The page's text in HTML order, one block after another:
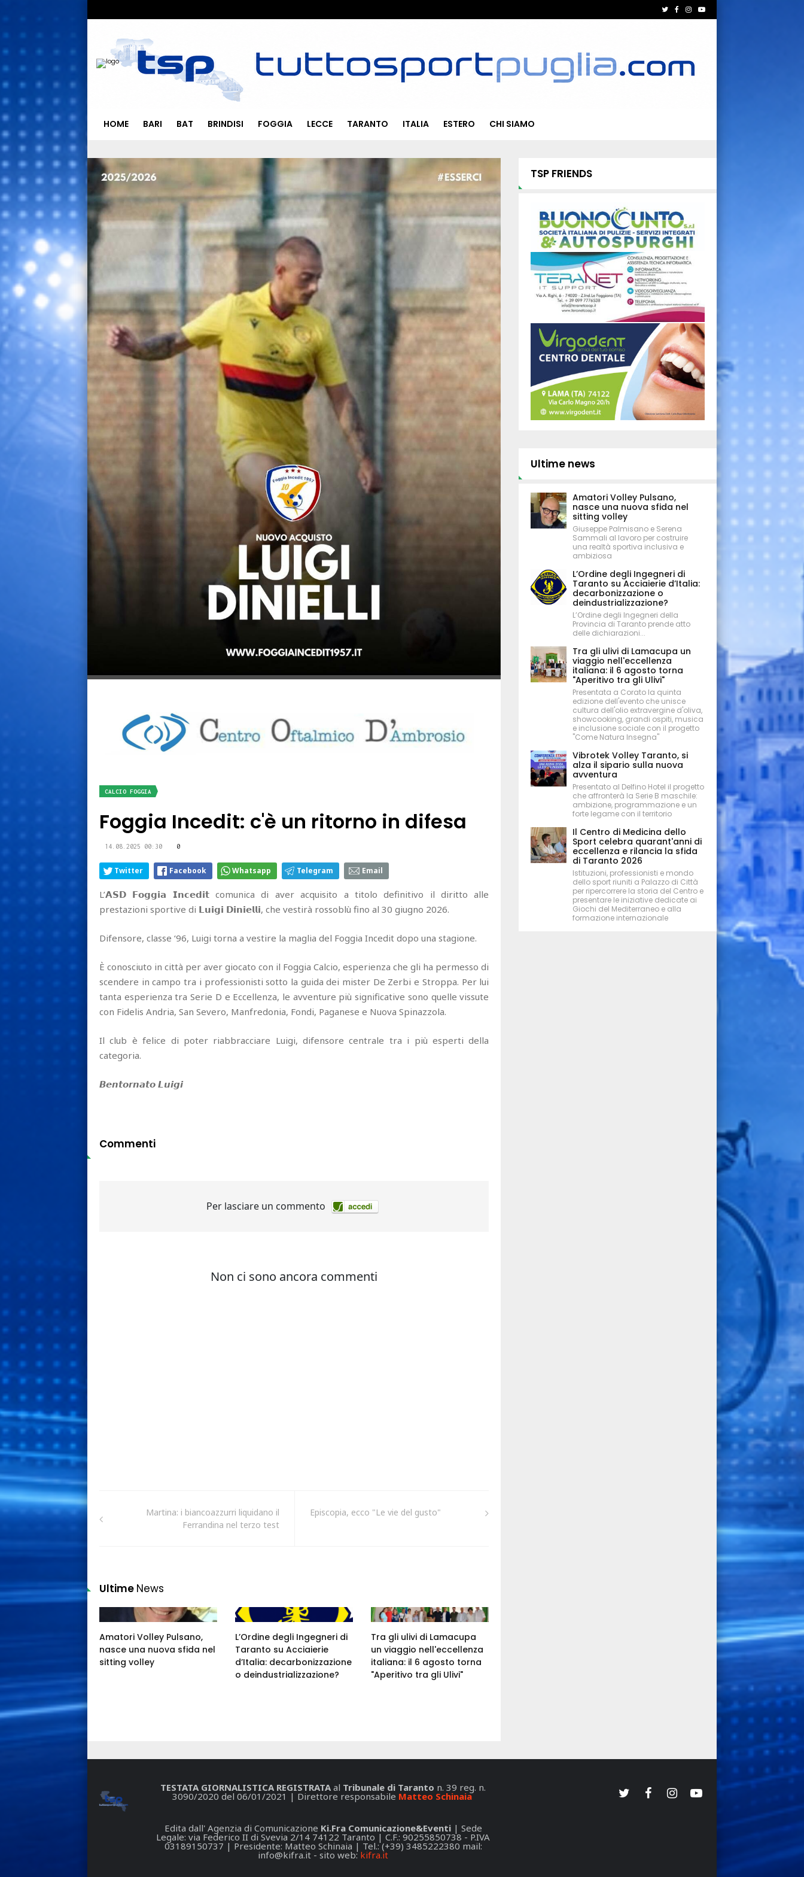
HOME BARI BAT BRINDISI FOGGIA LECCE TARANTO ITALIA ESTERO CHI SIAMO
CALCIO FOGGIA
Foggia Incedit: c'è un ritorno in difesa
14.08.2025 00:30 0
Twitter Facebook Whatsapp Telegram Email
L’𝗔𝗦𝗗 𝗙𝗼𝗴𝗴𝗶𝗮 𝗜𝗻𝗰𝗲𝗱𝗶𝘁 comunica di aver acquisito a titolo definitivo il diritto alle
prestazioni sportive di 𝗟𝘂𝗶𝗴𝗶 𝗗𝗶𝗻𝗶𝗲𝗹𝗹𝗶, che vestirà rossoblù fino al 30 giugno 2026.
Difensore, classe ‘96, Luigi torna a vestire la maglia del Foggia Incedit dopo una stagione.
È conosciuto in città per aver giocato con il Foggia Calcio, esperienza che gli ha permesso di
scendere in campo tra i professionisti sotto la guida dei mister De Zerbi e Stroppa. Per lui
tanta esperienza tra Serie D e Eccellenza, le avventure più significative sono quelle vissute
con Fidelis Andria, San Severo, Manfredonia, Fondi, Paganese e Nuova Spinazzola.
Il club è felice di poter riabbracciare Luigi, difensore centrale tra i più esperti della
categoria.
𝘽𝙚𝙣𝙩𝙤𝙧𝙣𝙖𝙩𝙤 𝙇𝙪𝙞𝙜𝙞
Commenti
Martina: i biancoazzurri liquidano il
Ferrandina nel terzo test
Episcopia, ecco "Le vie del gusto"
Ultime News
Amatori Volley Pulsano,
nasce una nuova sfida nel
sitting volley
L’Ordine degli Ingegneri di
Taranto su Acciaierie
d’Italia: decarbonizzazione
o deindustrializzazione?
Tra gli ulivi di Lamacupa
un viaggio nell'eccellenza
italiana: il 6 agosto torna
"Aperitivo tra gli Ulivi"
TSP FRIENDS
Ultime news
Amatori Volley Pulsano,
nasce una nuova sfida nel
sitting volley
Giuseppe Palmisano e Serena
Sammali al lavoro per costruire
una realtà sportiva inclusiva e
ambiziosa
L’Ordine degli Ingegneri di
Taranto su Acciaierie d’Italia:
decarbonizzazione o
deindustrializzazione?
L’Ordine degli Ingegneri della
Provincia di Taranto prende atto
delle dichiarazioni...
Tra gli ulivi di Lamacupa un
viaggio nell'eccellenza
italiana: il 6 agosto torna
"Aperitivo tra gli Ulivi"
Presentata a Corato la quinta
edizione dell'evento che unisce
cultura dell'olio extravergine d'oliva,
showcooking, grandi ospiti, musica
e inclusione sociale con il progetto
"Come Natura Insegna"
Vibrotek Volley Taranto, si
alza il sipario sulla nuova
avventura
Presentato al Delfino Hotel il progetto
che affronterà la Serie B maschile:
ambizione, programmazione e un
forte legame con il territorio
Il Centro di Medicina dello
Sport celebra quarant'anni di
eccellenza e rilancia la sfida
di Taranto 2026
Istituzioni, professionisti e mondo
dello sport riuniti a Palazzo di Città
per ripercorrere la storia del Centro e
presentare le iniziative dedicate ai
Giochi del Mediterraneo e alla
formazione internazionale
TESTATA GIORNALISTICA REGISTRATAal Tribunale di Taranto n. 39 reg. n.
3090/2020 del 06/01/2021 | Direttore responsabile Matteo Schinaia
Edita dall' Agenzia di Comunicazione Ki.Fra Comunicazione&Eventi| Sede
Legale: via Federico II di Svevia 2/14 74122 Taranto | C.F.: 90255850738 - P.IVA
03189150737 | Presidente: Matteo Schinaia | Tel.: (+39) 3485222380 mail:
info@kifra.it - sito web: kifra.it